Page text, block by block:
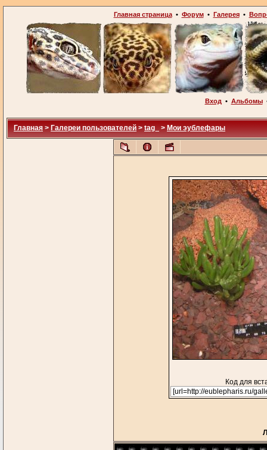
Главная страница• Форум• Галерея•
Вход • Альбомы
Главная > Галереи пользователей > tag_ > Мои эублефары
Код для